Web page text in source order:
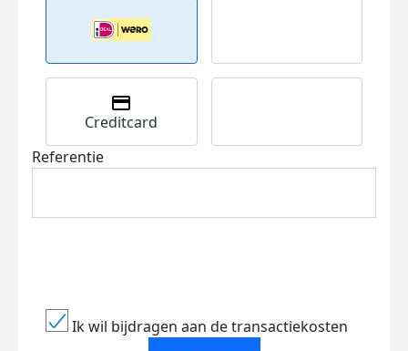
Creditcard
Referentie
Ik wil bijdragen aan de transactiekosten